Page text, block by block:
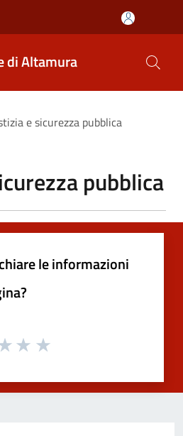
di Altamura
e sicurezza pubblica
pubblica
le informazioni